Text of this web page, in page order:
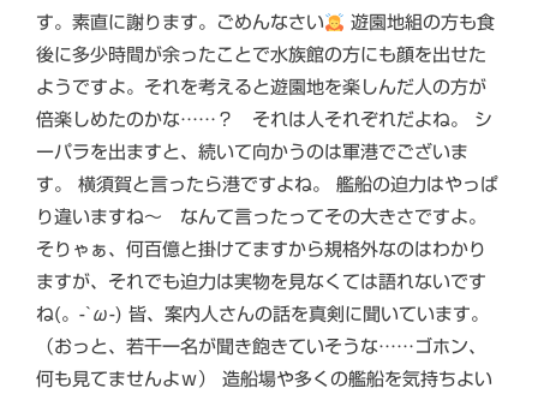
す。素直に謝ります。ごめんなさい
遊園地組の方も食
後に多少時間が余ったことで水族館の方にも顔を出せた
ようですよ。それを考えると遊園地を楽しんだ人の方が
倍楽しめたのかな……？ それは人それぞれだよね。 シ
ーパラを出ますと、続いて向かうのは軍港でございま
す。 横須賀と言ったら港ですよね。 艦船の迫力はやっぱ
り違いますね～ なんて言ったってその大きさですよ。
そりゃぁ、何百億と掛けてますから規格外なのはわかり
ますが、それでも迫力は実物を見なくては語れないです
ね(。-`ω-) 皆、案内人さんの話を真剣に聞いています。
（おっと、若干一名が聞き飽きていそうな……ゴホン、
何も見てませんよｗ） 造船場や多くの艦船を気持ちよい